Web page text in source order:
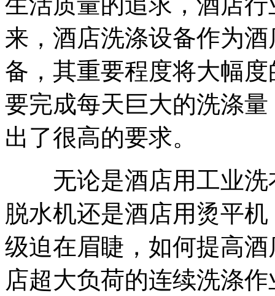
来，酒店洗涤设备作为
备，其重要程度将大幅
要完成每天巨大的洗涤
出了很高的要求。
无论是酒店用工业洗
脱水机还是酒店用烫平
级迫在眉睫，如何提高
店超大负荷的连续洗涤